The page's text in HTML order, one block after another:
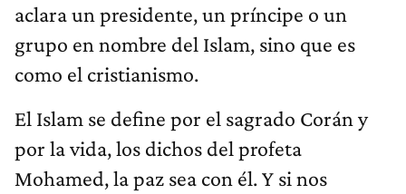
aclara un presidente, un príncipe o un
grupo en nombre del Islam, sino que es
como el cristianismo.
El Islam se define por el sagrado Corán y
por la vida, los dichos del profeta
Mohamed, la paz sea con él. Y si nos